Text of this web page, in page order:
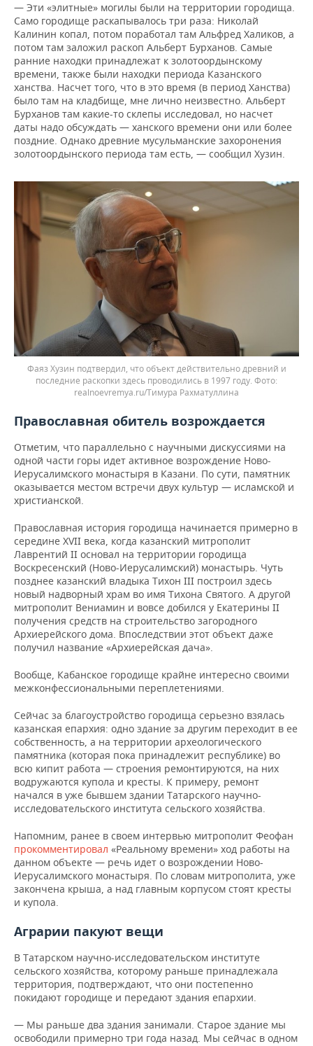
— Эти «элитные» могилы были на территории городища.
Само городище раскапывалось три раза: Николай
Калинин копал, потом поработал там Альфред Халиков, а
потом там заложил раскоп Альберт Бурханов. Самые
ранние находки принадлежат к золотоордынскому
времени, также были находки периода Казанского
ханства. Насчет того, что в это время (в период Ханства)
было там на кладбище, мне лично неизвестно. Альберт
Бурханов там какие-то склепы исследовал, но насчет
даты надо обсуждать — ханского времени они или более
поздние. Однако древние мусульманские захоронения
золотоордынского периода там есть, — сообщил Хузин.
Фаяз Хузин подтвердил, что объект действительно древний и
последние раскопки здесь проводились в 1997 году.
realnoevremya.ru/Тимура Рахматуллина
Православная обитель возрождается
Отметим, что параллельно с научными дискуссиями на
одной части горы идет активное возрождение Ново-
Иерусалимского монастыря в Казани. По сути, памятник
оказывается местом встречи двух культур — исламской и
христианской.
Православная история городища начинается примерно в
середине XVII века, когда казанский митрополит
Лаврентий II основал на территории городища
Воскресенский (Ново-Иерусалимский) монастырь. Чуть
позднее казанский владыка Тихон III построил здесь
новый надворный храм во имя Тихона Святого. А другой
митрополит Вениамин и вовсе добился у Екатерины II
получения средств на строительство загородного
Архиерейского дома. Впоследствии этот объект даже
получил название «Архиерейская дача».
Вообще, Кабанское городище крайне интересно своими
межконфессиональными переплетениями.
Сейчас за благоустройство городища серьезно взялась
казанская епархия: одно здание за другим переходит в ее
собственность, а на территории археологического
памятника (которая пока принадлежит республике) во
всю кипит работа — строения ремонтируются, на них
водружаются купола и кресты. К примеру, ремонт
начался в уже бывшем здании Татарского научно-
исследовательского института сельского хозяйства.
Напомним, ранее в своем интервью митрополит Феофан
прокомментировал «Реальному времени» ход работы на
данном объекте — речь идет о возрождении Ново-
Иерусалимского монастыря. По словам митрополита, уже
закончена крыша, а над главным корпусом стоят кресты
и купола.
Аграрии пакуют вещи
В Татарском научно-исследовательском институте
сельского хозяйства, которому раньше принадлежала
территория, подтверждают, что они постепенно
покидают городище и передают здания епархии.
— Мы раньше два здания занимали. Старое здание мы
освободили примерно три года назад. Мы сейчас в одном